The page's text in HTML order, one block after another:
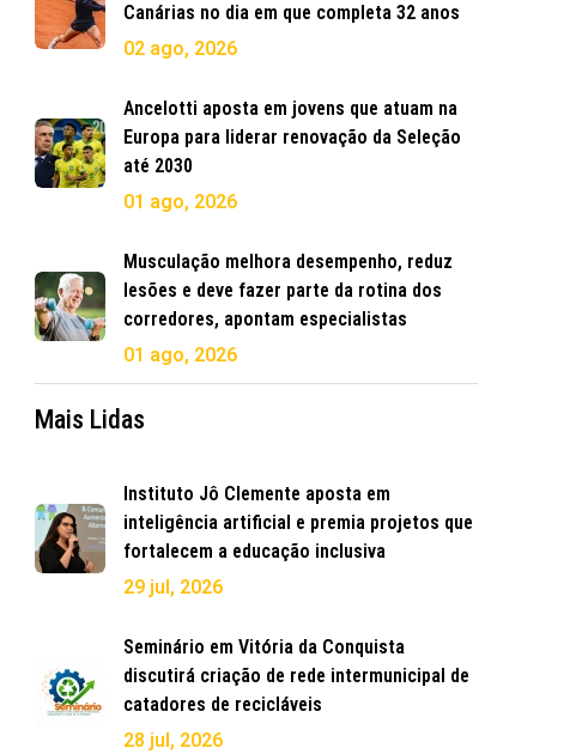
Canárias no dia em que completa 32 anos
02 ago, 2026
Ancelotti aposta em jovens que atuam na
Europa para liderar renovação da Seleção
até 2030
01 ago, 2026
Musculação melhora desempenho, reduz
lesões e deve fazer parte da rotina dos
corredores, apontam especialistas
01 ago, 2026
Mais Lidas
Instituto Jô Clemente aposta em
inteligência artificial e premia projetos que
fortalecem a educação inclusiva
29 jul, 2026
Seminário em Vitória da Conquista
discutirá criação de rede intermunicipal de
catadores de recicláveis
28 jul, 2026